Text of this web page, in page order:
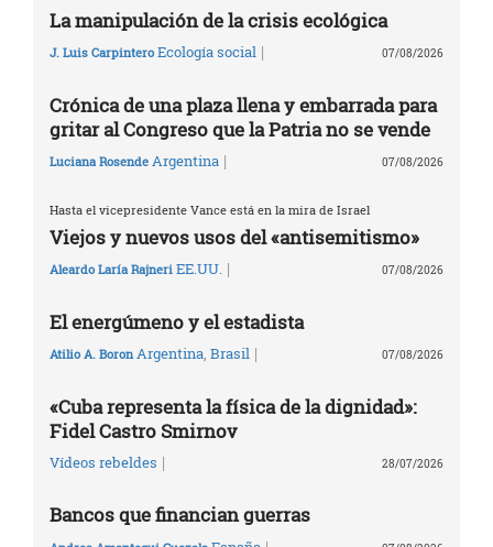
La manipulación de la crisis ecológica
J. Luis Carpintero Ecología social | 07/08/2026
Crónica de una plaza llena y embarrada para
gritar al Congreso que la Patria no se vende
Luciana Rosende Argentina | 07/08/2026
Hasta el vicepresidente Vance está en la mira de Israel
Viejos y nuevos usos del «antisemitismo»
Aleardo Laría Rajneri EE.UU. | 07/08/2026
El energúmeno y el estadista
Atilio A. Boron Argentina Brasil | 07/08/2026
«Cuba representa la física de la dignidad»:
Fidel Castro Smirnov
Vídeos rebeldes | 28/07/2026
Bancos que financian guerras